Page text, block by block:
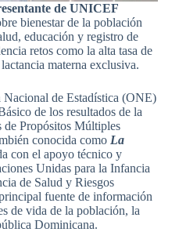
de UNICEF
bienestar de la población
educación y registro de
retos como la alta tasa de
materna exclusiva.
de Estadística (ONE)
de los resultados de la
de Propósitos Múltiples
conocida como La
con el apoyo técnico y
Unidas para la Infancia
de Salud y Riesgos
fuente de información
de vida de la población, la
Dominicana.